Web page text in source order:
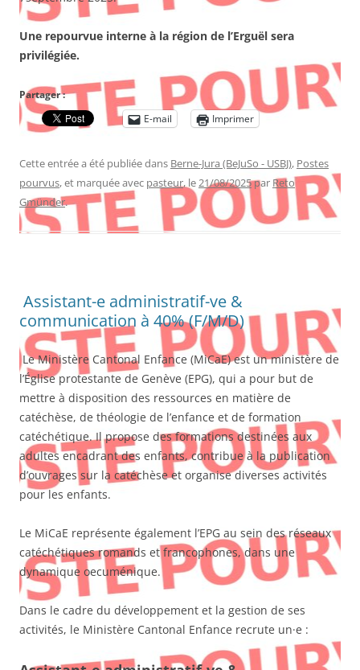
Une repourvue interne à la région de l’Erguël sera
privilégiée.
Partager :
E-mail
Imprimer
Cette entrée a été publiée dans Berne-Jura (BeJuSo - USBJ), Postes
pourvus, et marquée avec pasteur, le21/08/2025par Reto
Gmünder.
Assistant-e administratif-ve &
communication à 40% (F/M/D)
Le Ministère Cantonal Enfance (MiCaE) est un ministère de
l’Église protestante de Genève (EPG), qui a pour but de
mettre à disposition des ressources en matière de
catéchèse, de théologie de l’enfance et de formation
catéchétique. Il propose des formations destinées aux
adultes encadrant des enfants, contribue à la publication
d’ouvrages sur la catéchèse et organise diverses activités
pour les enfants.
Le MiCaE représente également l’EPG au sein des réseaux
catéchétiques romands et francophones, dans une
dynamique oecuménique.
Dans le cadre du développement et la gestion de ses
activités, le Ministère Cantonal Enfance recrute un·e :